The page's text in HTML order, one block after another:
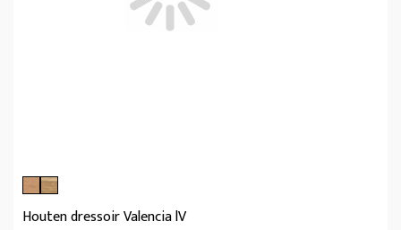
Houten dressoir Valencia lV